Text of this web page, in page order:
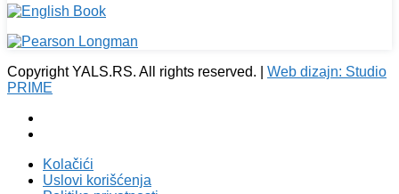
Copyright YALS.RS. All rights reserved. | Web dizajn: Studio
PRIME
Kolačići
Uslovi korišćenja